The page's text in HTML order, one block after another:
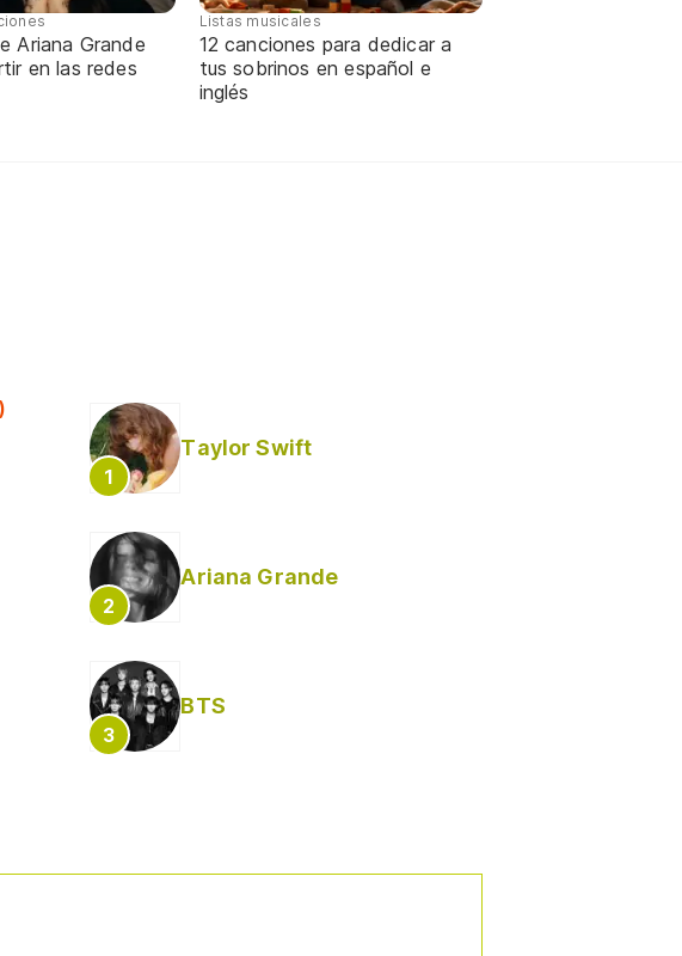
Ariana Grande
en las redes
Listas musicales
12 canciones para dedicar a
tus sobrinos en español e
inglés
Taylor Swift
Ariana Grande
BTS